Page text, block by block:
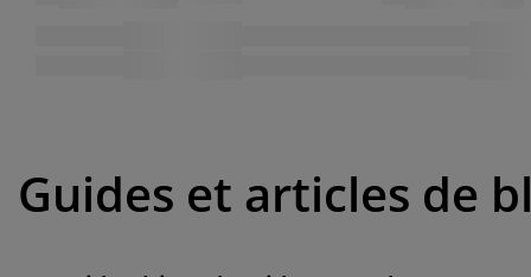
Guides et articles de